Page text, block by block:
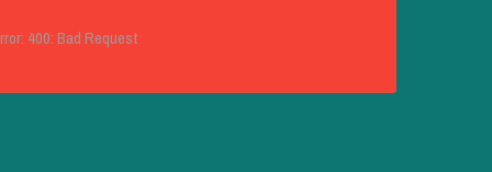
400: Bad Request